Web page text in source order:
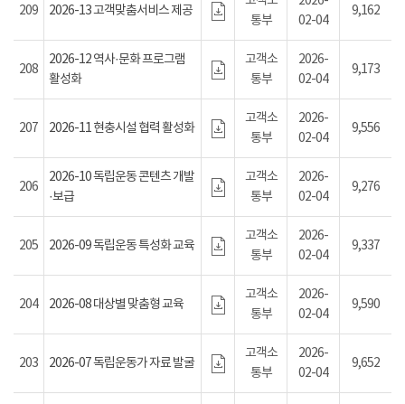
209 2026-13 고객맞춤서비스 제공
통부
02-04
9,162
208
2026-12 역사·문화 프로그램
활성화
고객소
통부
2026-
02-04
9,173
207 2026-11 현충시설 협력 활성화
고객소
통부
2026-
02-04
9,556
206
2026-10 독립운동 콘텐츠 개발
·보급
고객소
통부
2026-
02-04
9,276
205 2026-09 독립운동 특성화 교육
고객소
통부
2026-
02-04
9,337
204 2026-08 대상별 맞춤형 교육
고객소
통부
2026-
02-04
9,590
203 2026-07 독립운동가 자료 발굴
고객소
통부
2026-
02-04
9,652